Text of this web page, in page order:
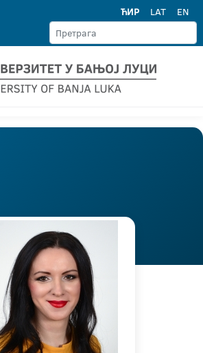
ЋИР LAT EN